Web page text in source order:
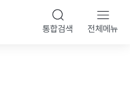
통합검색 전체메뉴